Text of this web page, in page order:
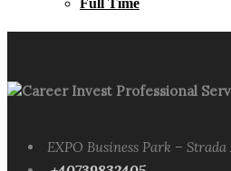
Career Invest Professional
EXPO Business Park –